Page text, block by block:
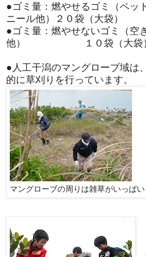
●ゴミ量：燃やせるゴミ（ペッ
ニール他）２０袋（大袋）
●ゴミ量：燃やせないゴミ（空
他） １０袋（大袋
●人工干潟のマングローブ域は
的に草刈りを行っています。
マングローブの周りは雑草がいっぱい